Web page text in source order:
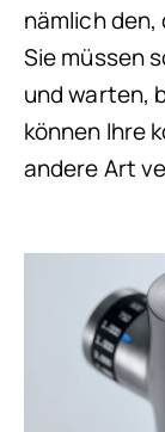
nämlich den,
Sie müssen
und warten,
können Ihre
andere Art